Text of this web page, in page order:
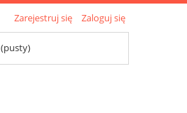
Zarejestruj się Zaloguj się
(pusty)